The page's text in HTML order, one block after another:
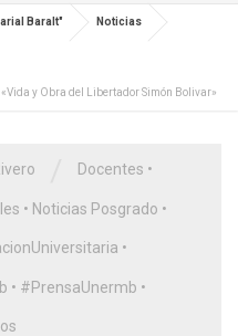
Baralt" Noticias
y Obra del Libertador Simón Bolivar»
Docentes •
• Noticias Posgrado •
•
• #PrensaUnermb •